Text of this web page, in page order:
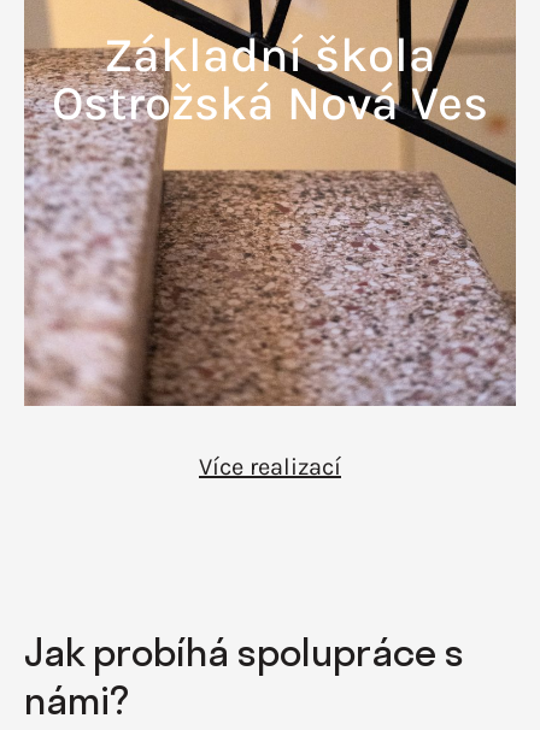
Základní škola
Ostrožská Nová Ves
Více realizací
Jak probíhá spolupráce s
námi?